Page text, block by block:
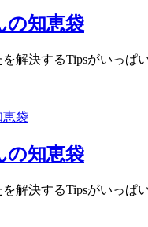
の知恵袋
解決するTipsがいっぱい
の知恵袋
解決するTipsがいっぱい